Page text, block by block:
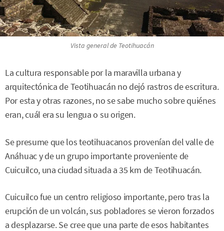
Vista general de Teotihuacán
La cultura responsable por la maravilla urbana y
arquitectónica de Teotihuacán no dejó rastros de escritura.
Por esta y otras razones, no se sabe mucho sobre quiénes
eran, cuál era su lengua o su origen.
Se presume que los teotihuacanos provenían del valle de
Anáhuac y de un grupo importante proveniente de
Cuicuilco, una ciudad situada a 35 km de Teotihuacán.
Cuicuilco fue un centro religioso importante, pero tras la
erupción de un volcán, sus pobladores se vieron forzados
a desplazarse. Se cree que una parte de esos habitantes